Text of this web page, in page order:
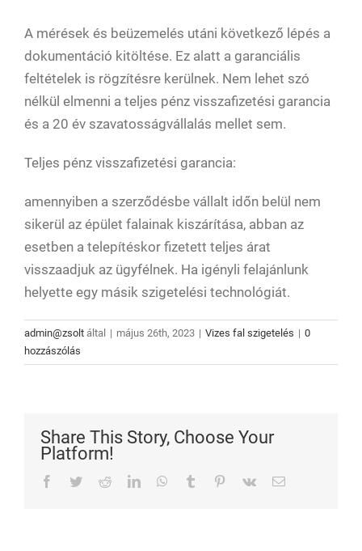
A mérések és beüzemelés utáni következő lépés a
dokumentáció kitöltése. Ez alatt a garanciális
feltételek is rögzítésre kerülnek. Nem lehet szó
nélkül elmenni a teljes pénz visszafizetési garancia
és a 20 év szavatosságvállalás mellet sem.
Teljes pénz visszafizetési garancia:
amennyiben a szerződésbe vállalt időn belül nem
sikerül az épület falainak kiszárítása, abban az
esetben a telepítéskor fizetett teljes árat
visszaadjuk az ügyfélnek. Ha igényli felajánlunk
helyette egy másik szigetelési technológiát.
admin@zsolt által | május 26th, 2023 | Vizes fal szigetelés | 0
hozzászólás
Share This Story, Choose Your
Platform!
Facebook
TwitterRedditLinkedInWhatsApp
Tumblr Pinterest
Vk Email: